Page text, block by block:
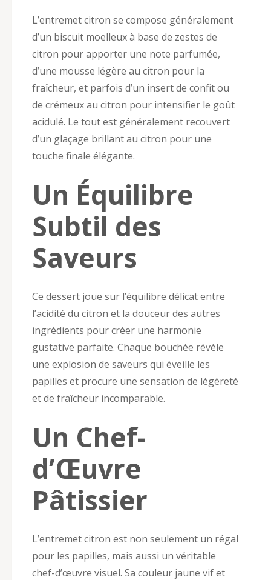
L’entremet citron se compose généralement
d’un biscuit moelleux à base de zestes de
citron pour apporter une note parfumée,
d’une mousse légère au citron pour la
fraîcheur, et parfois d’un insert de confit ou
de crémeux au citron pour intensifier le goût
acidulé. Le tout est généralement recouvert
d’un glaçage brillant au citron pour une
touche finale élégante.
Un Équilibre
Subtil des
Saveurs
Ce dessert joue sur l’équilibre délicat entre
l’acidité du citron et la douceur des autres
ingrédients pour créer une harmonie
gustative parfaite. Chaque bouchée révèle
une explosion de saveurs qui éveille les
papilles et procure une sensation de légèreté
et de fraîcheur incomparable.
Un Chef-
d’Œuvre
Pâtissier
L’entremet citron est non seulement un régal
pour les papilles, mais aussi un véritable
chef-d’œuvre visuel. Sa couleur jaune vif et